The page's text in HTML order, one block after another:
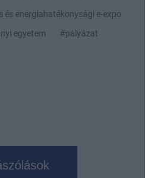
és energiahatékonysági e-expo
egyetem
#pályázat